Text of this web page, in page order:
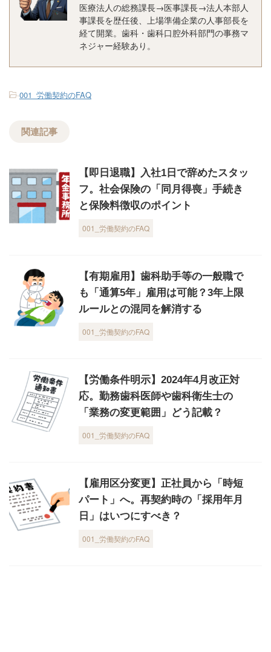
医療法人の総務課長→医事課長→法人本部人
事課長を歴任後、上場準備企業の人事部長を
経て開業。歯科・歯科口腔外科部門の事務マ
ネジャー経験あり。
-001_労働契約のFAQ
関連記事
【即日退職】入社1日で辞めたスタッ
フ。社会保険の「同月得喪」手続き
と保険料徴収のポイント
001_労働契約のFAQ
【有期雇用】歯科助手等の一般職で
も「通算5年」雇用は可能？3年上限
ルールとの混同を解消する
001_労働契約のFAQ
【労働条件明示】2024年4月改正対
応。勤務歯科医師や歯科衛生士の
「業務の変更範囲」どう記載？
001_労働契約のFAQ
【雇用区分変更】正社員から「時短
パート」へ。再契約時の「採用年月
日」はいつにすべき？
001_労働契約のFAQ